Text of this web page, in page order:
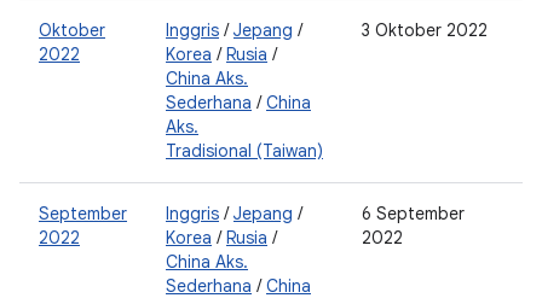
Oktober
2022
Inggris /Jepang /
Korea /Rusia /
China Aks.
Sederhana /China
Aks.
Tradisional (Taiwan)
3 Oktober 2022
September
2022
Inggris /Jepang /
Korea /Rusia /
China Aks.
Sederhana /China
6 September
2022